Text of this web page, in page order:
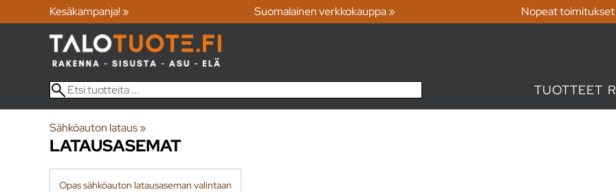
Kesäkampanja! » Suomalainen verkkokauppa » Nopeat
TUOTTEET
Sähköauton lataus‪»
LATAUSASEMAT
Opas sähköauton latausaseman valintaan